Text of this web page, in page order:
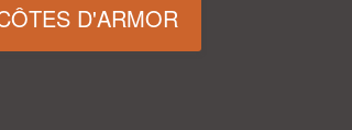
D'ARMOR